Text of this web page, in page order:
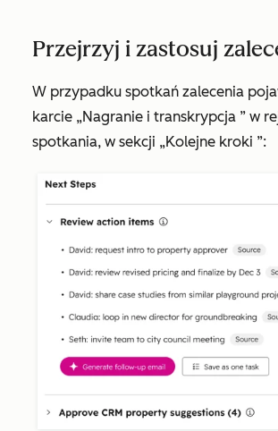
Przejrzyj i zastosuj
W przypadku spotkań zalecenia
karcie „Nagranie i transkrypcja ” w
spotkania, w sekcji „Kolejne kroki ”: